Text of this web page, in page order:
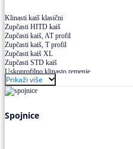
Klinasti kaiš klasični
Zupčasti HITD kaiš
Zupčasti kaiš, AT profil
Zupčasti kaiš, T profil
Zupčasti kaiš XL
Zupčasti STD kaiš
Uskoprofilno klinasto remenje
Uskoprofilno klinasto remenje spojeno
Uskoprofilno klinasto remenje XP extra power
Višekanalno remenje PJ,PK
Prikaži više
Spojnice